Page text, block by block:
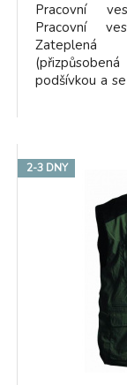
Pracovní
Pracovní
Zateplená
podšívkou a
2-3 DNY